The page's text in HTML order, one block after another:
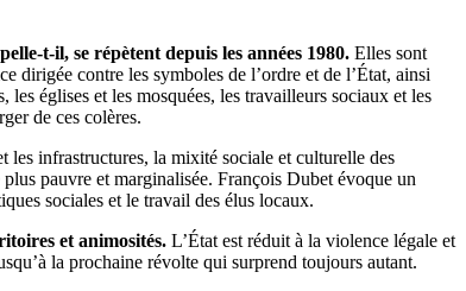
t-il, se répètent depuis les années 1980. Elles sont
dirigée contre les symboles de l’ordre et de l’État, ainsi
églises et les mosquées, les travailleurs sociaux et les
de ces colères.
infrastructures, la mixité sociale et culturelle des
pauvre et marginalisée. François Dubet évoque un
sociales et le travail des élus locaux.
et animosités. L’État est réduit à la violence légale et
la prochaine révolte qui surprend toujours autant.